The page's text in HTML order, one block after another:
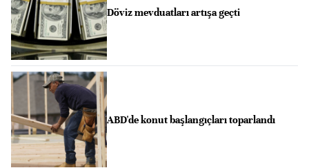
Döviz mevduatları artışa geçti
ABD'de konut başlangıçları toparlandı